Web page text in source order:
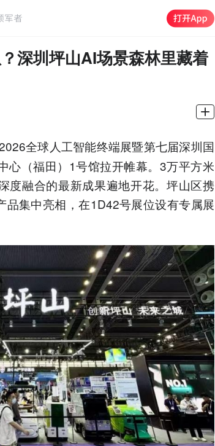
深圳坪山AI场景森林里藏着
全球人工智能终端展暨第七届深圳国
心（福田）1号馆拉开帷幕。3万平方米
度融合的最新成果遍地开花。坪山区携
集中亮相，在1D42号展位设有专属展